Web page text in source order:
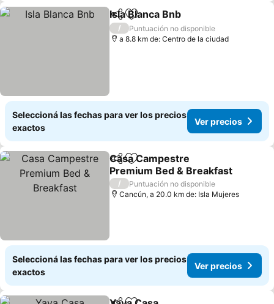
CompartirAñadir a favoritos
Isla Blanca Bnb
/
Puntuación no disponible
a 8.8 km de: Centro de la ciudad
Seleccioná las fechas para ver los precios
exactos
Ver precios
CompartirAñadir a favoritos
Casa Campestre
Premium Bed & Breakfast
/
Puntuación no disponible
Cancún, a 20.0 km de: Isla Mujeres
Seleccioná las fechas para ver los precios
exactos
Ver precios